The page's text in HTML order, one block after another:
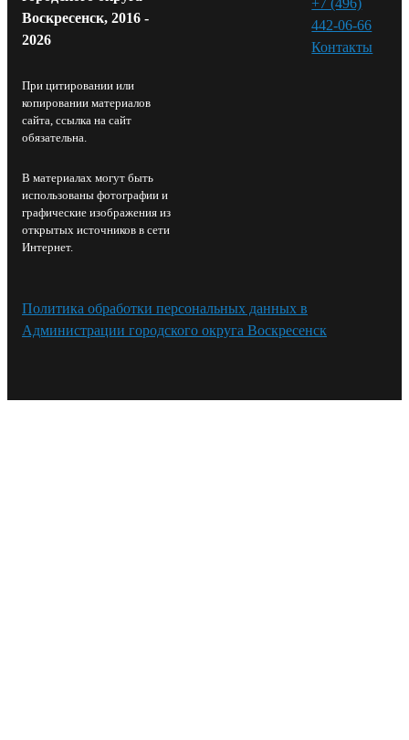
Воскресенск, 2016 -
2026
При цитировании или
копировании материалов
сайта, ссылка на сайт
обязательна.
В материалах могут быть
использованы фотографии и
графические изображения из
открытых источников в сети
Интернет.
442-06-66
Контакты⁠
Политика обработки персональных данных в
Администрации городского округа Воскресенск